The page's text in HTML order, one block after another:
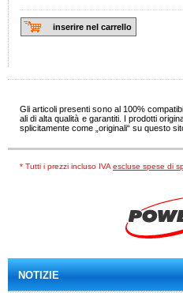
inserire nel carrello
Gli articoli presenti sono al 100%
ali di alta qualità e garantiti. I prodotti
splicitamente come „originali“ su questo
* Tutti i prezzi incluso IVA escluse spese di
NOTIZIE